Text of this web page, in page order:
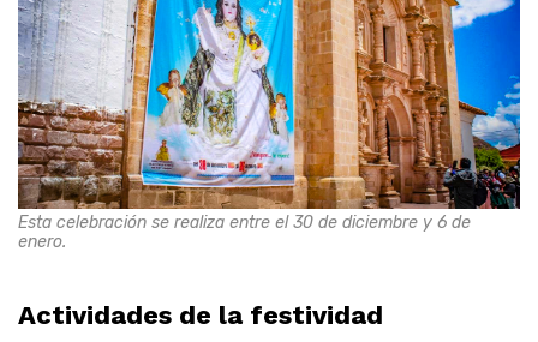
Esta celebración se realiza entre el 30 de diciembre y 6 de
enero.
Actividades de la festividad